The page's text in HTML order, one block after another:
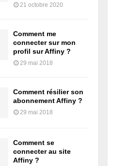
21 octobre 2020
Comment me
connecter sur mon
profil sur Affiny ?
29 mai 2018
Comment résilier son
abonnement Affiny ?
29 mai 2018
Comment se
connecter au site
Affiny ?